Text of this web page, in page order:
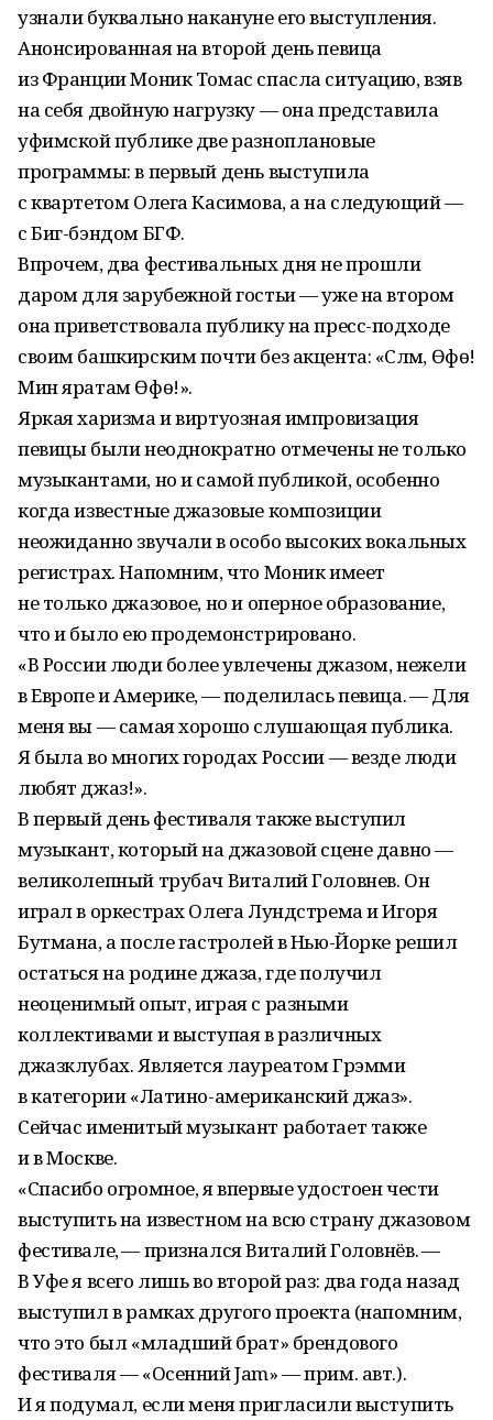
узнали буквально накануне его выступления.
Анонсированная на второй день певица
из Франции Моник Томас спасла ситуацию, взяв
на себя двойную нагрузку — она представила
уфимской публике две разноплановые
программы: в первый день выступила
с квартетом Олега Касимова, а на следующий —
с Биг-бэндом БГФ.
Впрочем, два фестивальных дня не прошли
даром для зарубежной гостьи — уже на втором
она приветствовала публику на пресс-подходе
своим башкирским почти без акцента: «Сәләм, Өфө!
Мин яратам Өфө!».
Яркая харизма и виртуозная импровизация
певицы были неоднократно отмечены не только
музыкантами, но и самой публикой, особенно
когда известные джазовые композиции
неожиданно звучали в особо высоких вокальных
регистрах. Напомним, что Моник имеет
не только джазовое, но и оперное образование,
что и было ею продемонстрировано.
«В России люди более увлечены джазом, нежели
в Европе и Америке, — поделилась певица. — Для
меня вы — самая хорошо слушающая публика.
Я была во многих городах России — везде люди
любят джаз!».
В первый день фестиваля также выступил
музыкант, который на джазовой сцене давно —
великолепный трубач Виталий Головнев. Он
играл в оркестрах Олега Лундстрема и Игоря
Бутмана, а после гастролей в Нью-Йорке решил
остаться на родине джаза, где получил
неоценимый опыт, играя с разными
коллективами и выступая в различных
джазклубах. Является лауреатом Грэмми
в категории «Латино-американский джаз».
Сейчас именитый музыкант работает также
и в Москве.
«Спасибо огромное, я впервые удостоен чести
выступить на известном на всю страну джазовом
фестивале, — признался Виталий Головнёв. —
В Уфе я всего лишь во второй раз: два года назад
выступил в рамках другого проекта (напомним,
что это был «младший брат» брендового
фестиваля — «Осенний Jam» — прим. авт.).
И я подумал, если меня пригласили выступить